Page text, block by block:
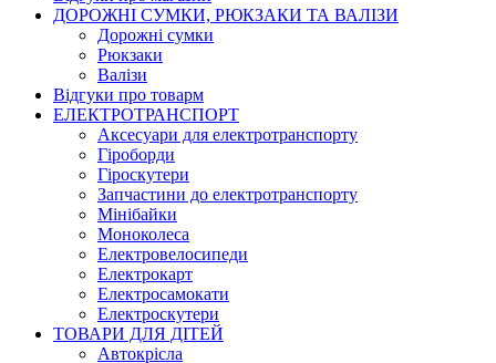
ДОРОЖНІ СУМКИ, РЮКЗАКИ ТА ВАЛІЗИ
Дорожні сумки
Рюкзаки
Валізи
Відгуки про товарм
ЕЛЕКТРОТРАНСПОРТ
Аксесуари для електротранспорту
Гіроборди
Гіроскутери
Запчастини до електротранспорту
Мінібайки
Моноколеса
Електровелосипеди
Електрокарт
Електросамокати
Електроскутери
ТОВАРИ ДЛЯ ДІТЕЙ
Автокрісла